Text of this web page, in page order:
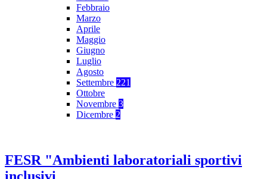
Febbraio
Marzo
Aprile
Maggio
Giugno
Luglio
Agosto
Settembre 221
Ottobre
Novembre 3
Dicembre 2
FESR "Ambienti laboratoriali sportivi